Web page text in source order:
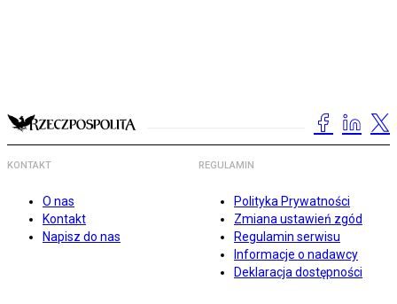
KONTAKT
O nas
Kontakt
Napisz do nas
REGULAMIN
Polityka Prywatności
Zmiana ustawień zgód
Regulamin serwisu
Informacje o nadawcy
Deklaracja dostępności